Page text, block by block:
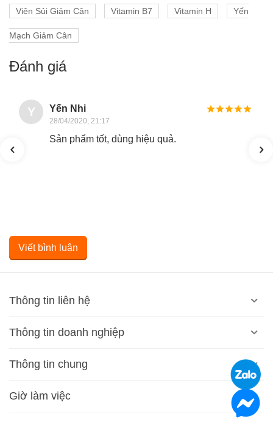
Viên Sủi Giảm Cân Vitamin B7 Vitamin H Yến
Mạch Giảm Cân
Đánh giá
Y Yến Nhi
28/04/2020, 21:17
Sản phẩm tốt, dùng hiệu quả.
Viết bình luận
Thông tin liên hệ
Thông tin doanh nghiệp
Thông tin chung
Giờ làm việc